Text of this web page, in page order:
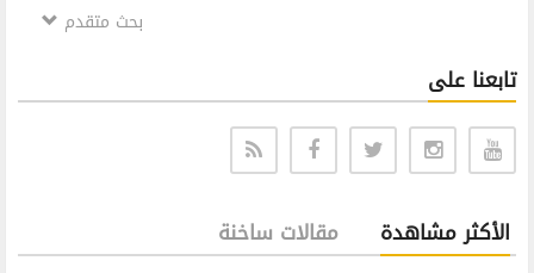
بحث متقدم
تابعنا على
الأكثر مشاهدة مقالات ساخنة